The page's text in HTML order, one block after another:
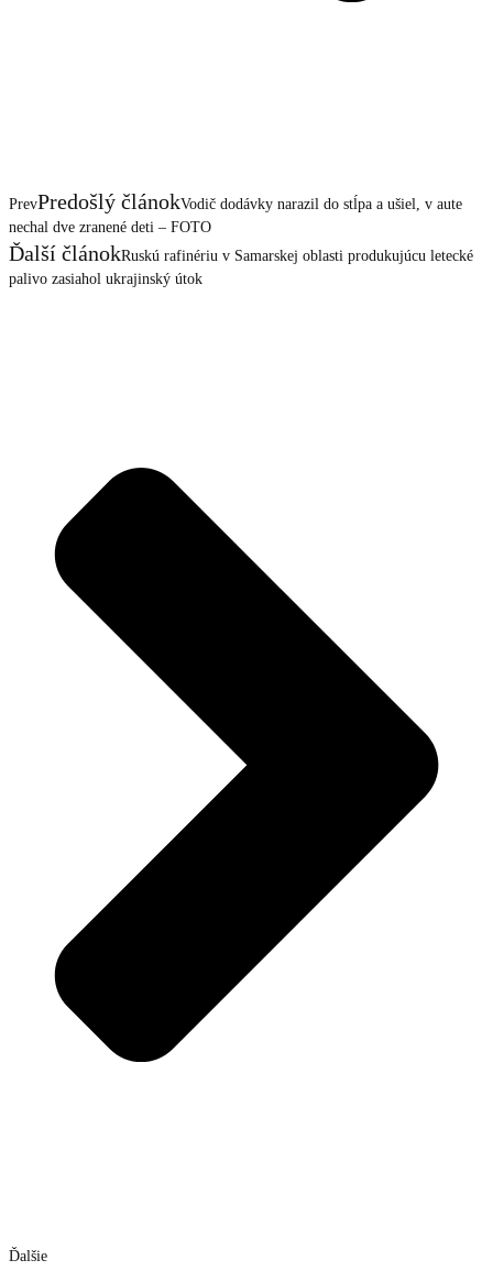
PrevPredošlý článokVodič dodávky narazil do stĺpa a ušiel, v aute
nechal dve zranené deti – FOTO
Ďalší článokRuskú rafinériu v Samarskej oblasti produkujúcu letecké
palivo zasiahol ukrajinský útok
Ďalšie